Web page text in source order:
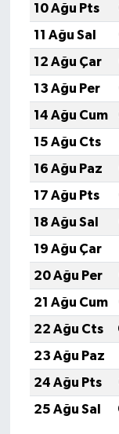
10 Ağu Pts
11 Ağu Sal
12 Ağu Çar
13 Ağu Per
14 Ağu Cum
15 Ağu Cts
16 Ağu Paz
17 Ağu Pts
18 Ağu Sal
19 Ağu Çar
20 Ağu Per
21 Ağu Cum
22 Ağu Cts
23 Ağu Paz
24 Ağu Pts
25 Ağu Sal